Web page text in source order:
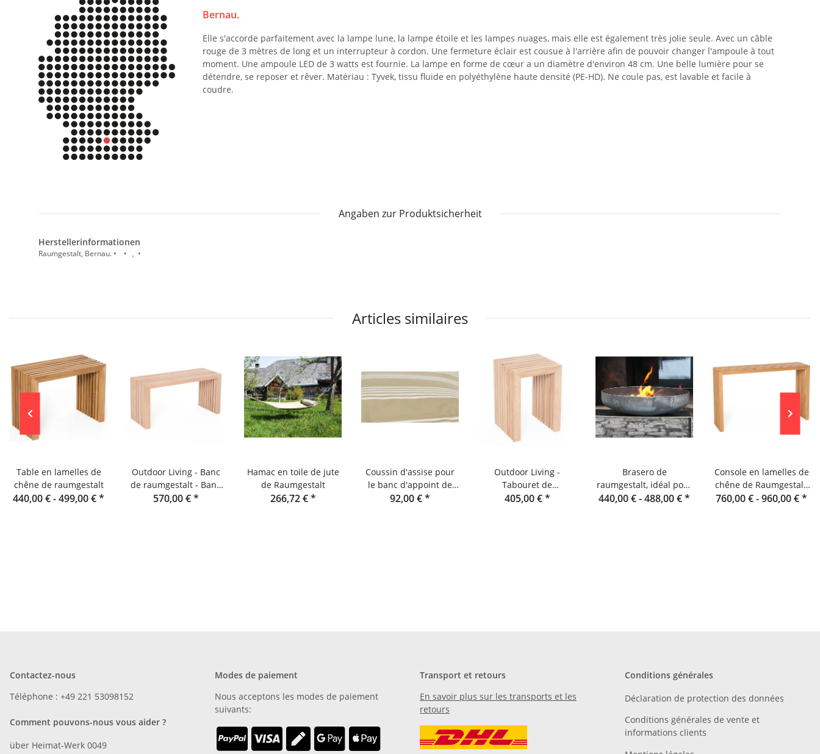
Bernau.
Elle s'accorde parfaitement avec la lampe lune, la lampe étoile et les lampes nuages, mais elle est également très jolie seule. Avec un câble
rouge de 3 mètres de long et un interrupteur à cordon. Une fermeture éclair est cousue à l'arrière afin de pouvoir changer l'ampoule à tout
moment. Une ampoule LED de 3 watts est fournie. La lampe en forme de cœur a un diamètre d'environ 48 cm. Une belle lumière pour se
détendre, se reposer et rêver. Matériau : Tyvek, tissu fluide en polyéthylène haute densité (PE-HD). Ne coule pas, est lavable et facile à
coudre.
Angaben zur Produktsicherheit
Herstellerinformationen
Raumgestalt, Bernau. • • , •
Articles similaires
Table en lamelles de
chêne de raumgestalt
440,00 € -499,00 €*
Outdoor Living - Banc
de raumgestalt - Banc
de jardin en sapin
570,00 €*
Hamac en toile de jute
de Raumgestalt
266,72 €*
Coussin d'assise pour
le banc d'appoint de
raumgestalt
92,00 €*
Outdoor Living -
Tabouret de
raumgestalt - Lamelles
405,00 €*
Brasero de
raumgestalt, idéal pour
cuisiner en plein air
440,00 € -488,00 €*
Console en lamelles de
chêne de Raumgestalt,
originaire de la Forêt-
760,00 € -960,00 €*
Contactez-nous
Téléphone : +49 221 53098152
Comment pouvons-nous vous aider ?
über Heimat-Werk 0049
Modes de paiement
Nous acceptons les modes de paiement
suivants:
Transport et retours
En savoir plus sur les transports et les
retours
Conditions générales
Déclaration de protection des données
Conditions générales de vente et
informations clients